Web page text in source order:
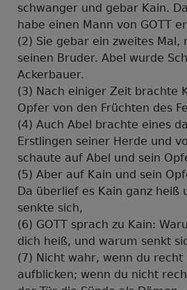
schwanger und gebar Kain.
habe einen Mann von GOTT
(2) Sie gebar ein zweites Mal,
seinen Bruder. Abel wurde
Ackerbauer.
(3) Nach einiger Zeit brachte
Opfer von den Früchten des
(4) Auch Abel brachte eines
Erstlingen seiner Herde und
schaute auf Abel und sein
(5) Aber auf Kain und sein
Da überlief es Kain ganz heiß
senkte sich,
(6) GOTT sprach zu Kain:
dich heiß, und warum senkt
(7) Nicht wahr, wenn du
aufblicken; wenn du nicht